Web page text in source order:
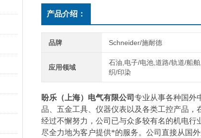
产品介绍：
品牌 Schneider/施耐德
应用领域
石油,电子/电池,道路/轨道/船
织/印染
盼乐（上海）电气有限公司 专业从事各种国外
品、五金工具、仪器仪表以及各类工控产品，
经过不懈努力，公司已与众多较有名的机电
尽全力地为客户提供*的服务。公司直接从国